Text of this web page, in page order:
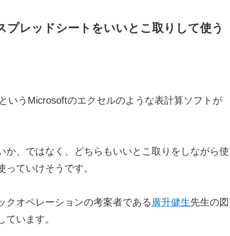
プレッドシートをいいとこ取りして使う
いうMicrosoftのエクセルのような表計算ソフトが
か、ではなく、どちらもいいとこ取りをしながら使
ていけそうです。
オペレーションの考案者である廣升健生先生の図
います。